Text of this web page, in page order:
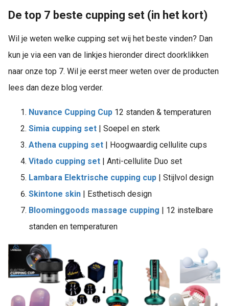
De top 7 beste cupping set (in het kort)
Wil je weten welke cupping set wij het beste vinden? Dan
kun je via een van de linkjes hieronder direct doorklikken
naar onze top 7. Wil je eerst meer weten over de producten
lees dan deze blog verder.
Nuvance Cupping Cup 12 standen & temperaturen
Simia cupping set | Soepel en sterk
Athena cupping set | Hoogwaardig cellulite cups
Vitado cupping set | Anti-cellulite Duo set
Lambara Elektrische cupping cup | Stijlvol design
Skintone skin | Esthetisch design
Bloominggoods massage cupping | 12 instelbare
standen en temperaturen